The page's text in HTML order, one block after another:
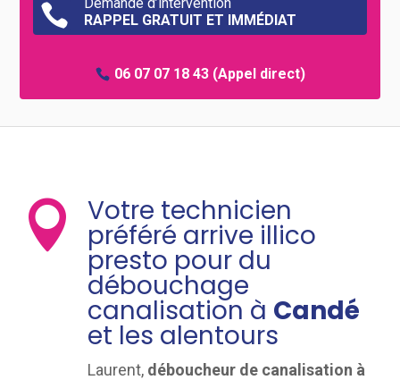

RAPPEL GRATUIT ET IMMÉDIAT
06 07 07 18 43(Appel direct)
 Votre technicien
préféré arrive illico
presto pour du
débouchage
canalisation à Candé
et les alentours
Laurent, déboucheur de canalisation à